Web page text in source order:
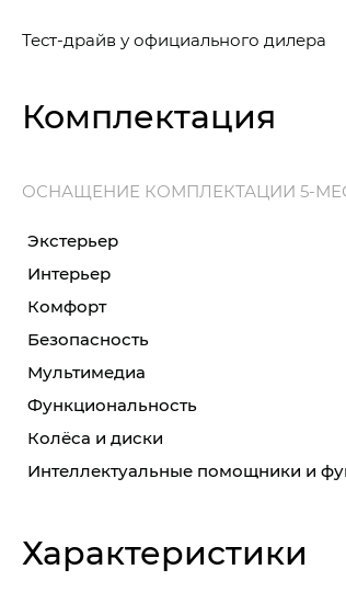
Тест-драйв у официального дилера
Комплектация
ОСНАЩЕНИЕ КОМПЛЕКТАЦИИ 5-
Экстерьер
Интерьер
Комфорт
Безопасность
Мультимедиа
Функциональность
Колёса и диски
Интеллектуальные помощники и
Характеристики